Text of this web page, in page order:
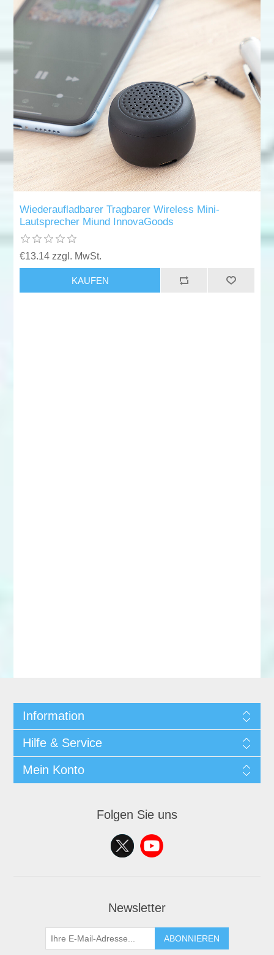
Wiederaufladbarer Tragbarer Wireless Mini-
Lautsprecher Miund InnovaGoods
€13.14 zzgl. MwSt.
KAUFEN
Information
Hilfe & Service
Mein Konto
Folgen Sie uns
Newsletter
ABONNIEREN